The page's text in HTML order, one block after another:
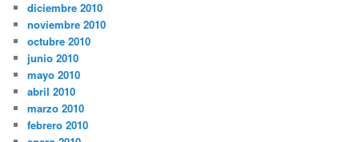
diciembre 2010
noviembre 2010
octubre 2010
junio 2010
mayo 2010
abril 2010
marzo 2010
febrero 2010